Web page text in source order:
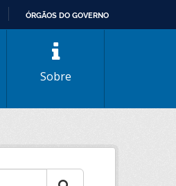
ÓRGÃOS DO GOVERNO
Sobre